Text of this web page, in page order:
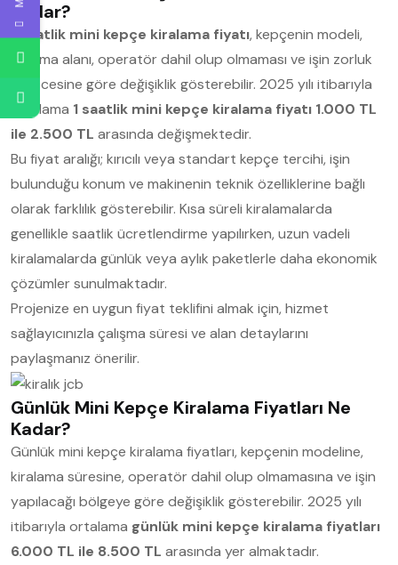
Kadar?
1 saatlik mini kepçe kiralama fiyatı, kepçenin modeli,
çalışma alanı, operatör dahil olup olmaması ve işin zorluk
derecesine göre değişiklik gösterebilir. 2025 yılı itibarıyla
ortalama 1 saatlik mini kepçe kiralama fiyatı 1.000 TL
ile 2.500 TL arasında değişmektedir.
Bu fiyat aralığı; kırıcılı veya standart kepçe tercihi, işin
bulunduğu konum ve makinenin teknik özelliklerine bağlı
olarak farklılık gösterebilir. Kısa süreli kiralamalarda
genellikle saatlik ücretlendirme yapılırken, uzun vadeli
kiralamalarda günlük veya aylık paketlerle daha ekonomik
çözümler sunulmaktadır.
Projenize en uygun fiyat teklifini almak için, hizmet
sağlayıcınızla çalışma süresi ve alan detaylarını
paylaşmanız önerilir.
Günlük Mini Kepçe Kiralama Fiyatları Ne
Kadar?
Günlük mini kepçe kiralama fiyatları, kepçenin modeline,
kiralama süresine, operatör dahil olup olmamasına ve işin
yapılacağı bölgeye göre değişiklik gösterebilir. 2025 yılı
itibarıyla ortalama günlük mini kepçe kiralama fiyatları
6.000 TL ile 8.500 TL arasında yer almaktadır.